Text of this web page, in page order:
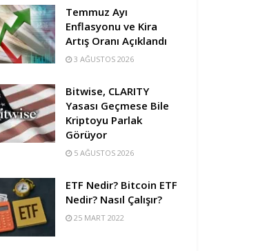
Temmuz Ayı
Enflasyonu ve Kira
Artış Oranı Açıklandı
3 AĞUSTOS 2026
Bitwise, CLARITY
Yasası Geçmese Bile
Kriptoyu Parlak
Görüyor
5 AĞUSTOS 2026
ETF Nedir? Bitcoin ETF
Nedir? Nasıl Çalışır?
25 MART 2022